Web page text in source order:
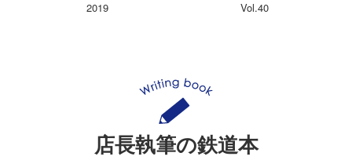
2019
Vol.40
店長執筆の鉄道本